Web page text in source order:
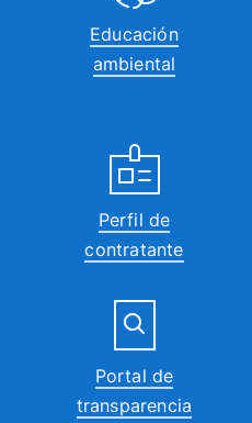
Educación
ambiental
Perfil de
contratante
Portal de
transparencia